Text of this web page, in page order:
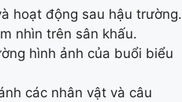
hoạt động sau hậu trường.
nhìn trên sân khấu.
hình ảnh của buổi biểu
các nhân vật và câu